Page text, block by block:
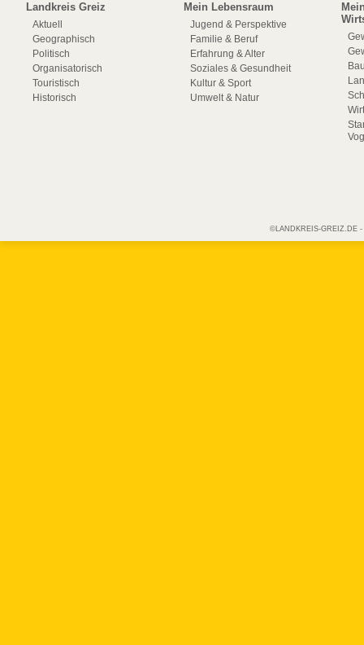
Landkreis Greiz
Aktuell
Geographisch
Politisch
Organisatorisch
Touristisch
Historisch
Mein Lebensraum
Jugend & Perspektive
Familie & Beruf
Erfahrung & Alter
Soziales & Gesundheit
Kultur & Sport
Umwelt & Natur
©LANDKREIS-GREIZ.DE